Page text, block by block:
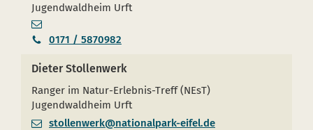
Jugendwaldheim Urft
0171 / 5870982
Dieter Stollenwerk
Ranger im Natur-Erlebnis-Treff (NEsT)
Jugendwaldheim Urft
stollenwerk@nationalpark-eifel.de